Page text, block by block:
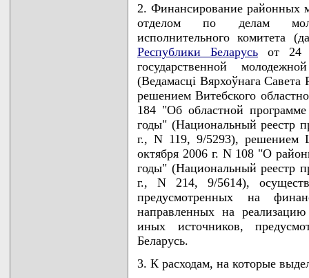
2. Финансирование районных
отделом по делам
исполнительного комитета
Республики Беларусь от 24
государственной
(Ведамасцi Вярхоўнага Савета
решением Витебского
184 "Об областной
годы" (Национальный реестр
г., N 119, 9/5293), решением
октября 2006 г. N 108 "О
годы" (Национальный реестр
г., N 214, 9/5614),
предусмотренных на
направленных на
иных источников,
Беларусь.
3. К расходам, на которые